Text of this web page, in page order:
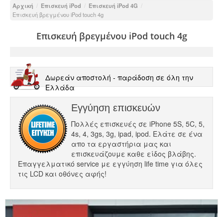
Αρχική / Επισκευή iPod / Επισκευή iPod 4G /
Επισκευή βρεγμένου iPod touch 4g
Επισκευή βρεγμένου iPod touch 4g
Δωρεάν αποστολή - παράδοση σε όλη την
Ελλάδα
Εγγύηση επισκευών
Πολλές επισκευές σε iPhone 5S, 5C, 5,
4s, 4, 3gs, 3g, ipad, ipod. Ελάτε σε ένα
απο τα εργαστήρια μας και
επισκευάζουμε καθε είδος βλάβης.
Επαγγελματικό service με εγγύηση life time για όλες
τις LCD και οθόνες αφής!